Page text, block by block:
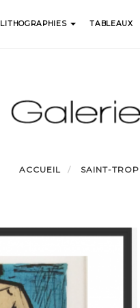
LITHOGRAPHIES TABLEAUX
ACCUEIL SAINT-